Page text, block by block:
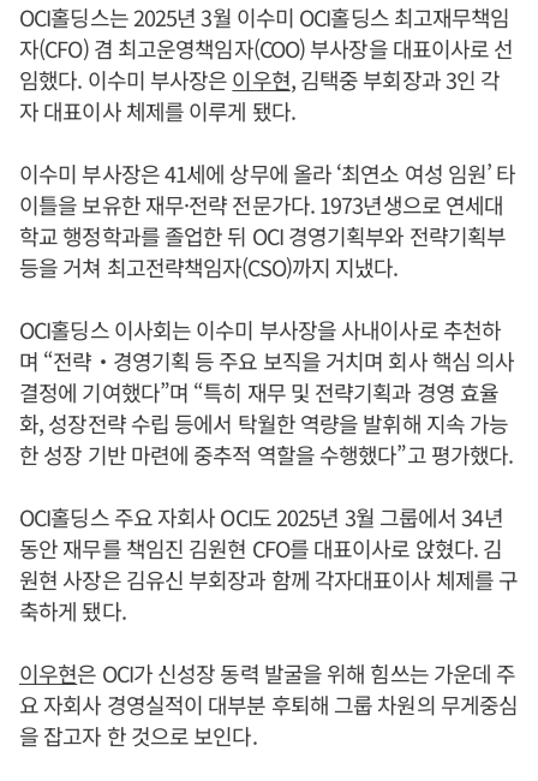
OCI홀딩스는 2025년 3월 이수미 OCI홀딩스 최고재무책임
자(CFO) 겸 최고운영책임자(COO) 부사장을 대표이사로 선
임했다. 이수미 부사장은이우현, 김택중 부회장과 3인 각
자 대표이사 체제를 이루게 됐다.
이수미 부사장은 41세에 상무에 올라 ‘최연소 여성 임원’ 타
이틀을 보유한 재무·전략 전문가다. 1973년생으로 연세대
학교 행정학과를 졸업한 뒤 OCI 경영기획부와 전략기획부
등을 거쳐 최고전략책임자(CSO)까지 지냈다.
OCI홀딩스 이사회는 이수미 부사장을 사내이사로 추천하
며 “전략‧경영기획 등 주요 보직을 거치며 회사 핵심 의사
결정에 기여했다”며 “특히 재무 및 전략기획과 경영 효율
화, 성장전략 수립 등에서 탁월한 역량을 발휘해 지속 가능
한 성장 기반 마련에 중추적 역할을 수행했다”고 평가했다.
OCI홀딩스 주요 자회사 OCI도 2025년 3월 그룹에서 34년
동안 재무를 책임진 김원현 CFO를 대표이사로 앉혔다. 김
원현 사장은 김유신 부회장과 함께 각자대표이사 체제를 구
축하게 됐다.
이우현은 OCI가 신성장 동력 발굴을 위해 힘쓰는 가운데 주
요 자회사 경영실적이 대부분 후퇴해 그룹 차원의 무게중심
을 잡고자 한 것으로 보인다.